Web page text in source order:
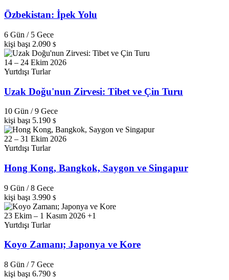
Özbekistan: İpek Yolu
6 Gün / 5 Gece
kişi başı 2.090 $
14 – 24 Ekim 2026
Yurtdışı Turlar
Uzak Doğu'nun Zirvesi: Tibet ve Çin Turu
10 Gün / 9 Gece
kişi başı 5.190 $
22 – 31 Ekim 2026
Yurtdışı Turlar
Hong Kong, Bangkok, Saygon ve Singapur
9 Gün / 8 Gece
kişi başı 3.990 $
23 Ekim – 1 Kasım 2026 +1
Yurtdışı Turlar
Koyo Zamanı; Japonya ve Kore
8 Gün / 7 Gece
kişi başı 6.790 $